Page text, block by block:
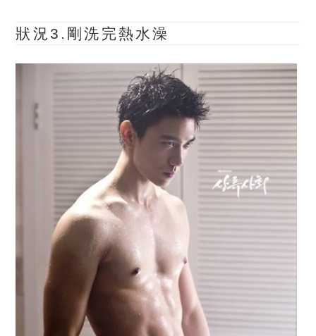
狀況3.剛洗完熱水澡